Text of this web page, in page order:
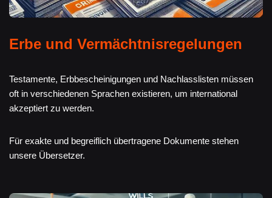
Erbe und Vermächtnisregelungen
Testamente, Erbbescheinigungen und Nachlasslisten müssen
oft in verschiedenen Sprachen existieren, um international
akzeptiert zu werden.
Für exakte und begreiflich übertragene Dokumente stehen
unsere Übersetzer.